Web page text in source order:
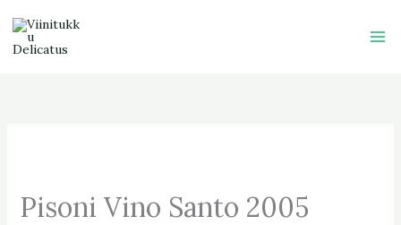
content
Pisoni Vino Santo 2005